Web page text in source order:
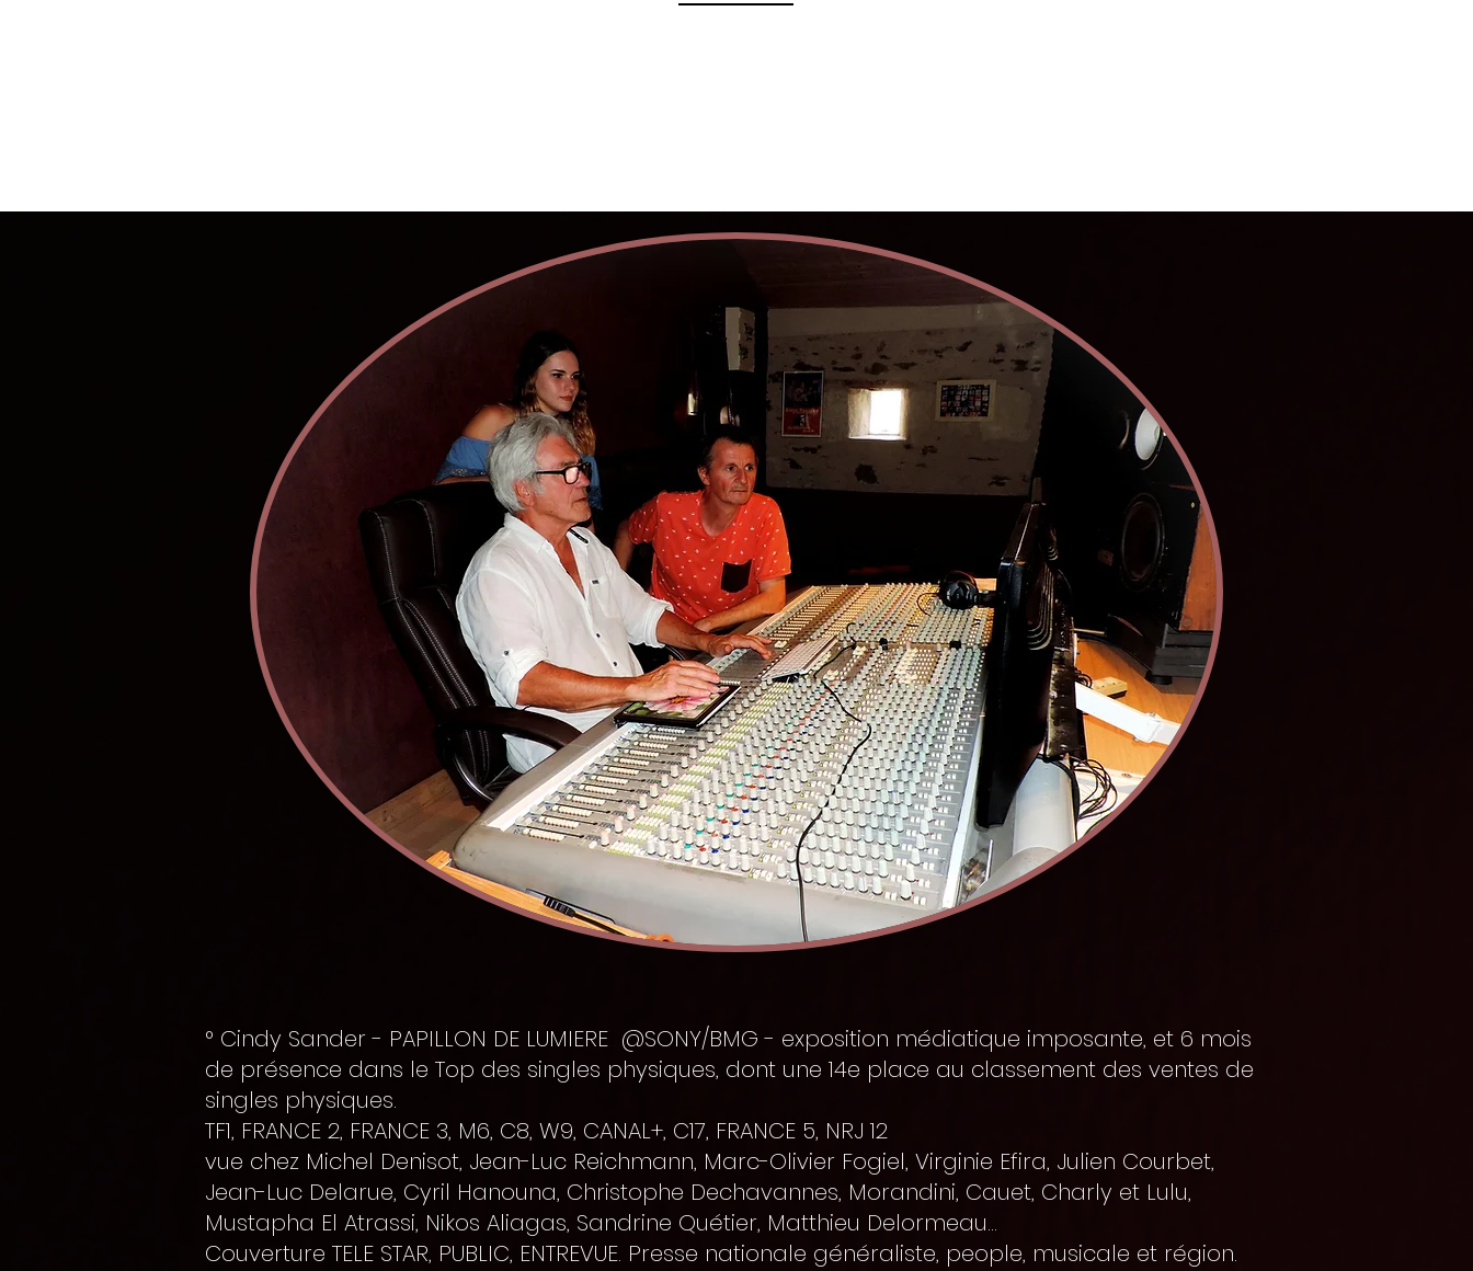
° Cindy Sander - PAPILLON DE LUMIERE @SONY/BMG - exposition médiatique imposante, et 6 mois
de présence dans le Top des singles physiques, dont une 14e place au classement des ventes de
singles physiques.
TF1, FRANCE 2, FRANCE 3, M6, C8, W9, CANAL+, C17, FRANCE 5, NRJ 12
vue chez Michel Denisot, Jean-Luc Reichmann, Marc-Olivier Fogiel, Virginie Efira, Julien Courbet,
Jean-Luc Delarue, Cyril Hanouna, Christophe Dechavannes, Morandini, Cauet, Charly et Lulu,
Mustapha El Atrassi, Nikos Aliagas, Sandrine Quétier, Matthieu Delormeau...
Couverture TELE STAR, PUBLIC, ENTREVUE. Presse nationale généraliste, people, musicale et région.